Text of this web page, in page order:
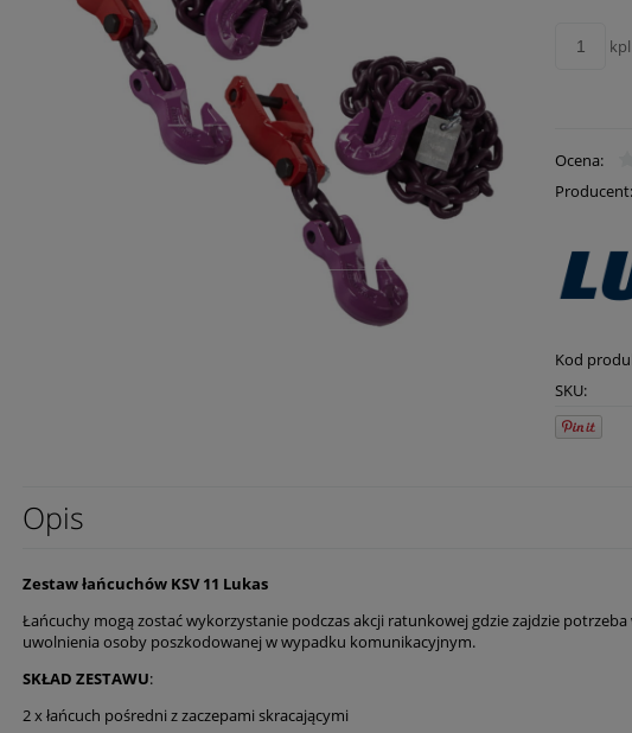
kpl
Ocena:
Producent:
Kod
SKU:
Opis
Zestaw łańcuchów KSV 11 Lukas
Łańcuchy mogą zostać wykorzystanie podczas akcji ratunkowej gdzie zajdzie
uwolnienia osoby poszkodowanej w wypadku komunikacyjnym.
SKŁAD ZESTAWU:
2 x łańcuch pośredni z zaczepami skracającymi